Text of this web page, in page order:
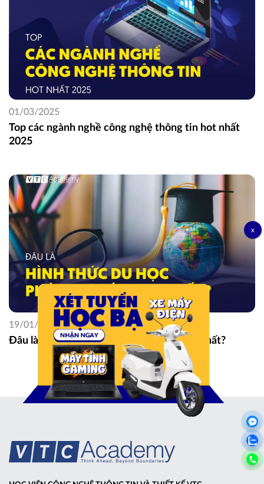
Top các ngành nghề công nghệ thông tin hot nhất
2025
01/03/2025
Đâu là hình thức du học phù hợp với bạn nhất?
19/01/2025